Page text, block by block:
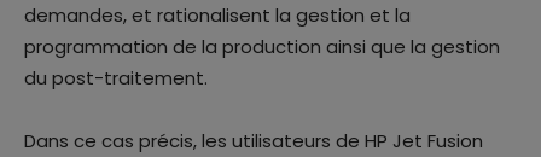
demandes, et rationalisent la gestion et la
programmation de la production ainsi que la gestion
du post-traitement.
Dans ce cas précis, les utilisateurs de HP Jet Fusion